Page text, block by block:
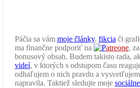
Páčia sa vám moje články, fikcia či
ma finančne podporiť na
atreone,
bonusový obsah. Budem takisto rada,
videí, v ktorých s odstupom času
odhaľujem o nich pravdu a
napravila. Taktiež sledujte moje